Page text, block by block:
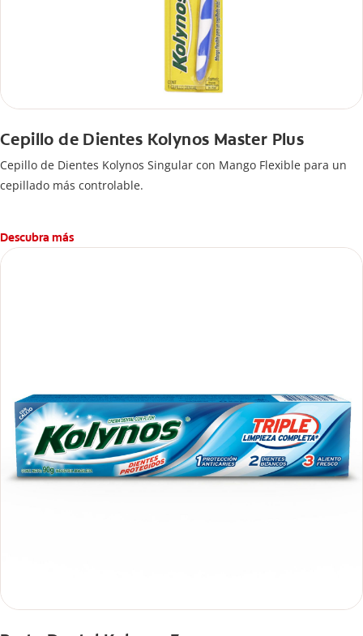
Cepillo de Dientes Kolynos Master Plus
Cepillo de Dientes Kolynos Singular con Mango Flexible para un
cepillado más controlable.
Descubra más